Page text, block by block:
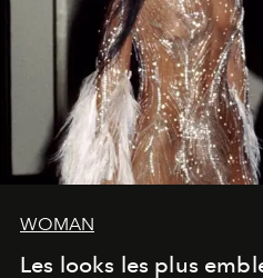
WOMAN
Les looks les plus